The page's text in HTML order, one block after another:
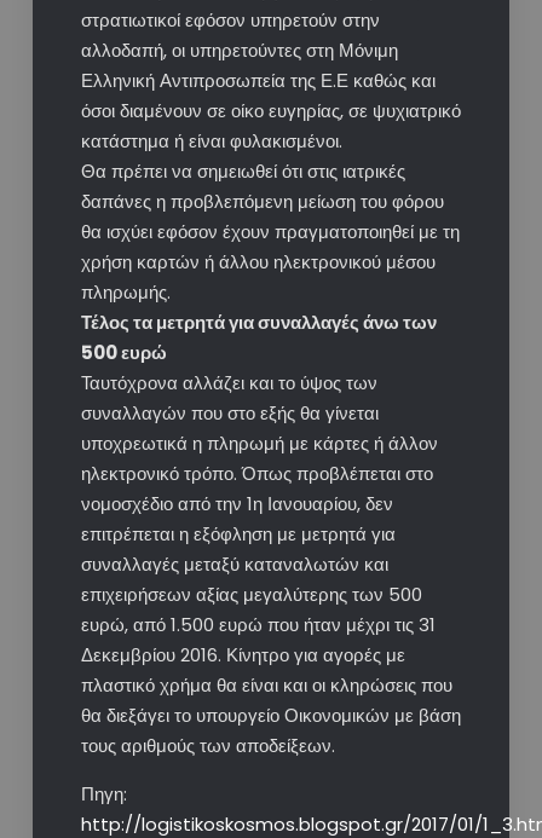
στρατιωτικοί εφόσον υπηρετούν στην
αλλοδαπή, οι υπηρετούντες στη Μόνιμη
Ελληνική Αντιπροσωπεία της Ε.Ε καθώς και
όσοι διαμένουν σε οίκο ευγηρίας, σε ψυχιατρικό
κατάστημα ή είναι φυλακισμένοι.
Θα πρέπει να σημειωθεί ότι στις ιατρικές
δαπάνες η προβλεπόμενη μείωση του φόρου
θα ισχύει εφόσον έχουν πραγματοποιηθεί με τη
χρήση καρτών ή άλλου ηλεκτρονικού μέσου
πληρωμής.
Τέλος τα μετρητά για συναλλαγές άνω των
500 ευρώ
Ταυτόχρονα αλλάζει και το ύψος των
συναλλαγών που στο εξής θα γίνεται
υποχρεωτικά η πληρωμή με κάρτες ή άλλον
ηλεκτρονικό τρόπο. Όπως προβλέπεται στο
νομοσχέδιο από την 1η Ιανουαρίου, δεν
επιτρέπεται η εξόφληση με μετρητά για
συναλλαγές μεταξύ καταναλωτών και
επιχειρήσεων αξίας μεγαλύτερης των 500
ευρώ, από 1.500 ευρώ που ήταν μέχρι τις 31
Δεκεμβρίου 2016. Κίνητρο για αγορές με
πλαστικό χρήμα θα είναι και οι κληρώσεις που
θα διεξάγει το υπουργείο Οικονομικών με βάση
τους αριθμούς των αποδείξεων.
Πηγη:
http://logistikoskosmos.blogspot.gr/2017/01/